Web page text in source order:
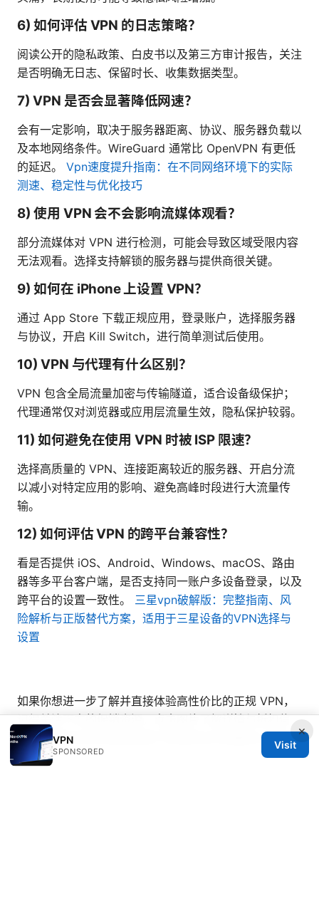
6) 如何评估 VPN 的日志策略？
阅读公开的隐私政策、白皮书以及第三方审计报告，关注
是否明确无日志、保留时长、收集数据类型。
7) VPN 是否会显著降低网速？
会有一定影响，取决于服务器距离、协议、服务器负载以
及本地网络条件。WireGuard 通常比 OpenVPN 有更低
的延迟。 Vpn速度提升指南：在不同网络环境下的实际
测速、稳定性与优化技巧
8) 使用 VPN 会不会影响流媒体观看？
部分流媒体对 VPN 进行检测，可能会导致区域受限内容
无法观看。选择支持解锁的服务器与提供商很关键。
9) 如何在 iPhone 上设置 VPN？
通过 App Store 下载正规应用，登录账户，选择服务器
与协议，开启 Kill Switch，进行简单测试后使用。
10) VPN 与代理有什么区别？
VPN 包含全局流量加密与传输隧道，适合设备级保护；
代理通常仅对浏览器或应用层流量生效，隐私保护较弱。
11) 如何避免在使用 VPN 时被 ISP 限速？
选择高质量的 VPN、连接距离较近的服务器、开启分流
以减小对特定应用的影响、避免高峰时段进行大流量传
输。
12) 如何评估 VPN 的跨平台兼容性？
看是否提供 iOS、Android、Windows、macOS、路由
器等多平台客户端，是否支持同一账户多设备登录，以及
跨平台的设置一致性。 三星vpn破解版：完整指南、风
险解析与正版替代方案，适用于三星设备的VPN选择与
设置
如果你想进一步了解并直接体验高性价比的正规 VPN，
记得关注下方的促销资源，点击图片了解详情与折扣信
息，确保在合法合规的前提下享受安全与流畅的上网体
验。
×
VPN
SPONSORED
Visit